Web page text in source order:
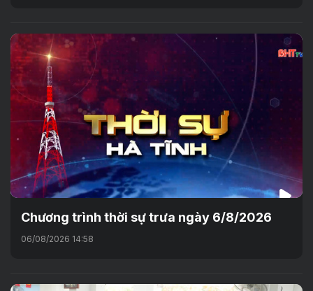
Chương trình thời sự trưa ngày 6/8/2026
06/08/2026 14:58